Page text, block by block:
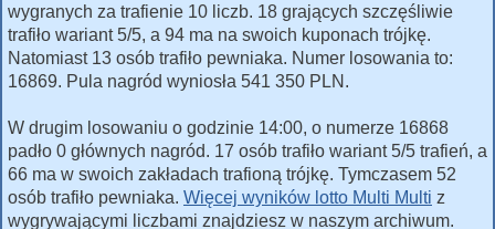
wygranych za trafienie 10 liczb. 18 grających szczęśliwie
trafiło wariant 5/5, a 94 ma na swoich kuponach trójkę.
Natomiast 13 osób trafiło pewniaka. Numer losowania to:
16869. Pula nagród wyniosła 541 350 PLN.
W drugim losowaniu o godzinie 14:00, o numerze 16868
padło 0 głównych nagród. 17 osób trafiło wariant 5/5 trafień, a
66 ma w swoich zakładach trafioną trójkę. Tymczasem 52
osób trafiło pewniaka. Więcej wyników lotto Multi Multi z
wygrywającymi liczbami znajdziesz w naszym archiwum.